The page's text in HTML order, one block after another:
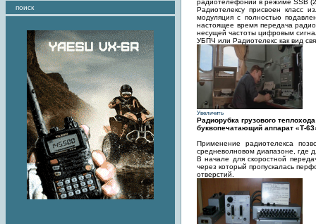
поиск
радиотелефонии в режиме SSB
Радиотелексу присвоен класс
модуляция с полностью
настоящее время передача
несущей частоты цифровым
УБПЧ или Радиотелекс как вид
Увеличить
Радиорубка грузового
буквопечатающий аппарат «Т-
Применение радиотелекса
средневолновом диапазоне, где
В начале для скоростной
через который пропускалась
отверстий.